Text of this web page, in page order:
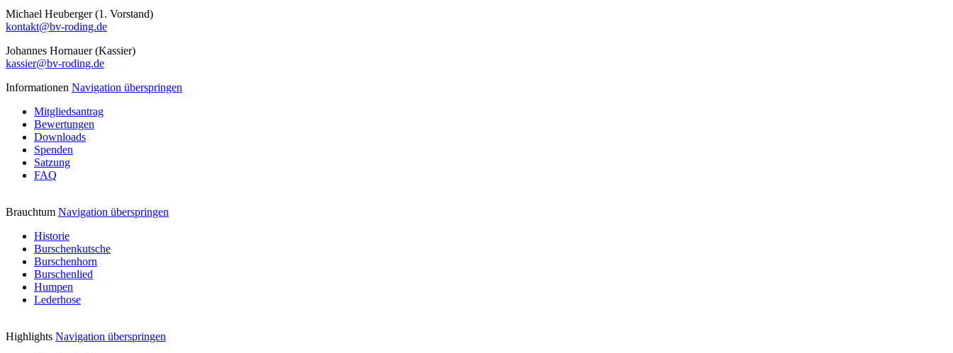
Michael Heuberger (1. Vorstand)
kontakt@bv-roding.de
Johannes Hornauer (Kassier)
kassier@bv-roding.de
Informationen Navigation überspringen
Mitgliedsantrag
Bewertungen
Downloads
Spenden
Satzung
FAQ
Brauchtum Navigation überspringen
Historie
Burschenkutsche
Burschenhorn
Burschenlied
Humpen
Lederhose
Highlights Navigation überspringen